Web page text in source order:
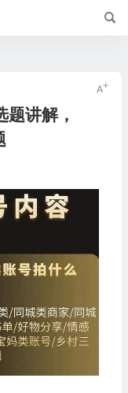
讲解，